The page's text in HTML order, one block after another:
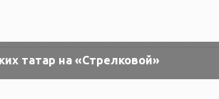
татар на «Стрелковой»